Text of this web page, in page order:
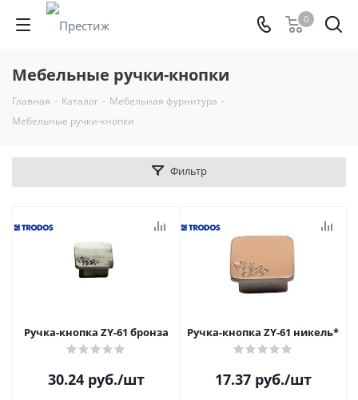
0
Мебельные ручки-кнопки
Главная - Каталог - Мебельная фурнитура -
Мебельные ручки-кнопки
Фильтр
Ручка-кнопка ZY-61 бронза
30.24руб./шт
Ручка-кнопка ZY-61 никель*
17.37руб./шт